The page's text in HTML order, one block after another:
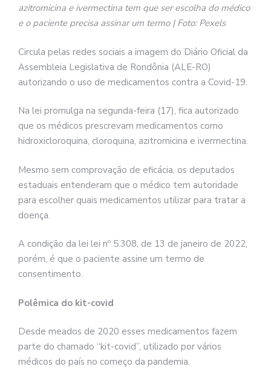
azitromicina e ivermectina tem que ser escolha do médico
e o paciente precisa assinar um termo | Foto: Pexels
Circula pelas redes sociais a imagem do Diário Oficial da
Assembleia Legislativa de Rondônia (ALE-RO)
autorizando o uso de medicamentos contra a Covid-19.
Na lei promulga na segunda-feira (17), fica autorizado
que os médicos prescrevam medicamentos como
hidroxicloroquina, cloroquina, azitromicina e ivermectina.
Mesmo sem comprovação de eficácia, os deputados
estaduais entenderam que o médico tem autoridade
para escolher quais medicamentos utilizar para tratar a
doença.
A condição da lei lei nº 5.308, de 13 de janeiro de 2022,
porém, é que o paciente assine um termo de
consentimento.
Polêmica do kit-covid
Desde meados de 2020 esses medicamentos fazem
parte do chamado “kit-covid”, utilizado por vários
médicos do país no começo da pandemia.